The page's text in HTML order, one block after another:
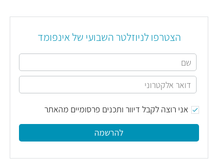
הצטרפו לניוזלטר השבועי של אינפומד
אני רוצה לקבל דיוור ותכנים פרסומיים מהאתר
להרשמה